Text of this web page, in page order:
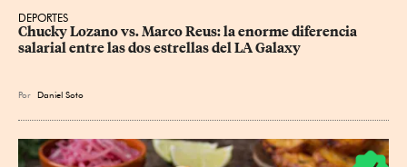
DEPORTES
Chucky Lozano vs. Marco Reus: la enorme diferencia
salarial entre las dos estrellas del LA Galaxy
Por Daniel Soto